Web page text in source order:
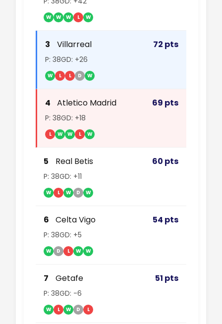
W W W L W
3 Villarreal 72 pts
P: 38GD: +26
W L L D W
4 Atletico Madrid 69 pts
P: 38GD: +18
L W W L W
5 Real Betis 60 pts
P: 38GD: +11
W L W D W
6 Celta Vigo 54 pts
P: 38GD: +5
W D L W W
7 Getafe 51 pts
P: 38GD: -6
W L W D L